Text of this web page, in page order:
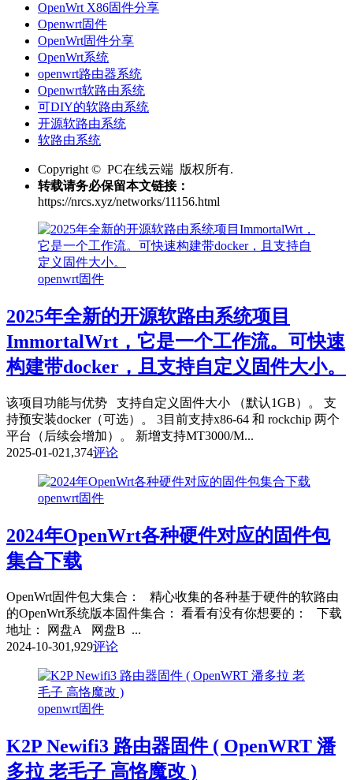
OpenWrt X86固件分享
Openwrt固件
OpenWrt固件分享
OpenWrt系统
openwrt路由器系统
Openwrt软路由系统
可DIY的软路由系统
开源软路由系统
软路由系统
Copyright © PC在线云端 版权所有.
转载请务必保留本文链接：
https://nrcs.xyz/networks/11156.html
openwrt固件
2025年全新的开源软路由系统项目
ImmortalWrt，它是一个工作流。可快速
构建带docker，且支持自定义固件大小。
该项目功能与优势 支持自定义固件大小 （默认1GB）。 支
持预安装docker（可选）。 3目前支持x86-64 和 rockchip 两个
平台（后续会增加）。 新增支持MT3000/M...
2025-01-021,374评论
openwrt固件
2024年OpenWrt各种硬件对应的固件包
集合下载
OpenWrt固件包大集合： 精心收集的各种基于硬件的软路由
的OpenWrt系统版本固件集合： 看看有没有你想要的： 下载
地址： 网盘A 网盘B ...
2024-10-301,929评论
openwrt固件
K2P Newifi3 路由器固件 ( OpenWRT 潘
多拉 老毛子 高恪魔改 )